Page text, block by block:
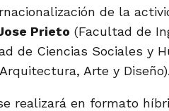
de la
Prieto (Facultad de
de Ciencias Sociales y
Arte y Diseño).
realizará en formato